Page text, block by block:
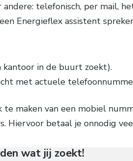
telefonisch, per mail,
Energieflex assistent
kantoor in de buurt zoekt).
met actuele
maken van een mobiel
Hiervoor betaal je onnodig
wat jij zoekt!